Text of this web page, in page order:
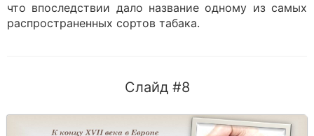
что впоследствии дало название одному из самых
распространенных сортов табака.
Слайд #8